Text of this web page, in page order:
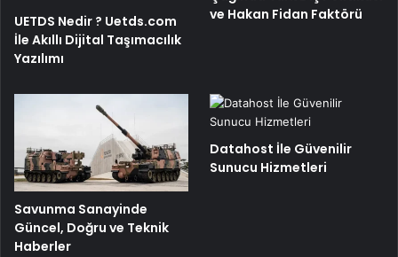
UETDS Nedir ? Uetds.com
İle Akıllı Dijital Taşımacılık
Yazılımı
ve Hakan Fidan Faktörü
Savunma Sanayinde
Güncel, Doğru ve Teknik
Haberler
Datahost İle Güvenilir
Sunucu Hizmetleri